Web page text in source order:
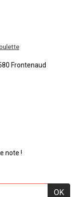
Frontenaud
note !
OK